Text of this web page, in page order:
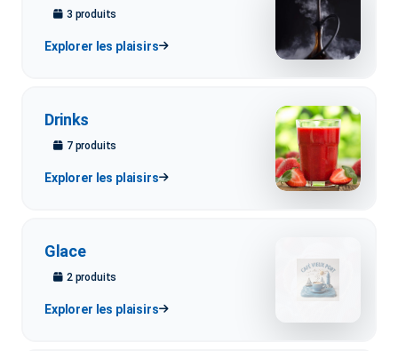
3 produits
Explorer les plaisirs
Drinks
7produits
Explorer les plaisirs
Glace
2produits
Explorer les plaisirs